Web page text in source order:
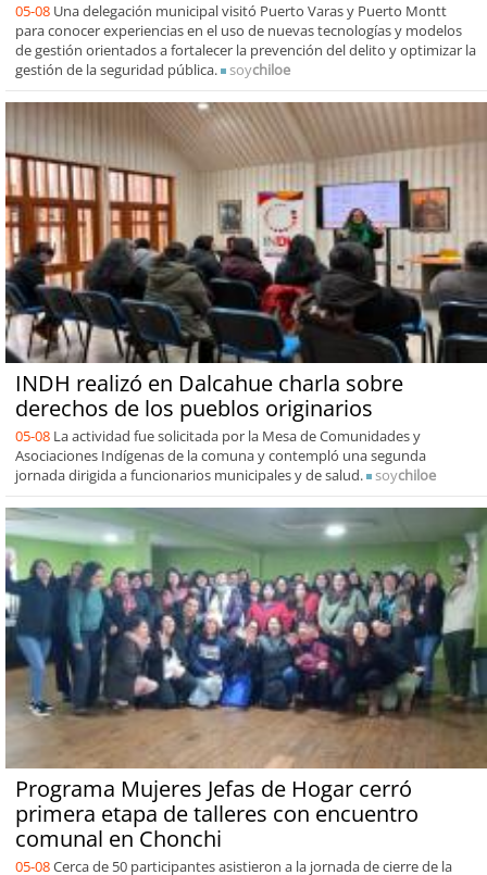
05-08 Una delegación municipal visitó Puerto Varas y Puerto Montt
para conocer experiencias en el uso de nuevas tecnologías y modelos
de gestión orientados a fortalecer la prevención del delito y optimizar la
gestión de la seguridad pública.
soychiloe
INDH realizó en Dalcahue charla sobre
derechos de los pueblos originarios
05-08 La actividad fue solicitada por la Mesa de Comunidades y
Asociaciones Indígenas de la comuna y contempló una segunda
jornada dirigida a funcionarios municipales y de salud.
soychiloe
Programa Mujeres Jefas de Hogar cerró
primera etapa de talleres con encuentro
comunal en Chonchi
05-08Cerca de 50 participantes asistieron a la jornada de cierre de la